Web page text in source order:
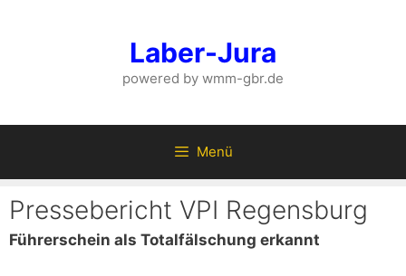
Laber-Jura
powered by wmm-gbr.de
Menü
Pressebericht VPI Regensburg
Führerschein als Totalfälschung erkannt